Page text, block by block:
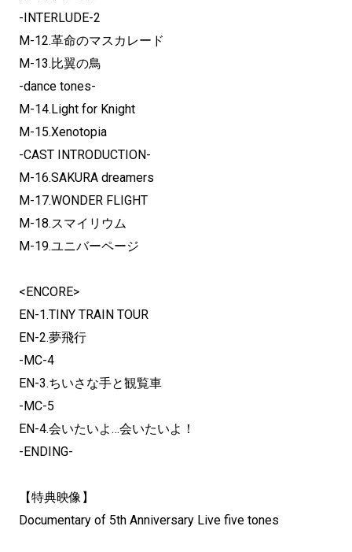
-INTERLUDE-2
M-12.革命のマスカレード
M-13.比翼の鳥
-dance tones-
M-14.Light for Knight
M-15.Xenotopia
-CAST INTRODUCTION-
M-16.SAKURA dreamers
M-17.WONDER FLIGHT
M-18.スマイリウム
M-19.ユニバーページ
<ENCORE>
EN-1.TINY TRAIN TOUR
EN-2.夢飛行
-MC-4
EN-3.ちいさな手と観覧車
-MC-5
EN-4.会いたいよ…会いたいよ！
-ENDING-
【特典映像】
Documentary of 5th Anniversary Live five tones